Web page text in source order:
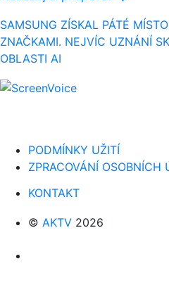
SAMSUNG ZÍSKAL PÁTÉ
ZNAČKAMI. NEJVÍC UZNÁNÍ
OBLASTI AI
PODMÍNKY UŽITÍ
ZPRACOVÁNÍ OSOBNÍCH
KONTAKT
© AKTV 2026